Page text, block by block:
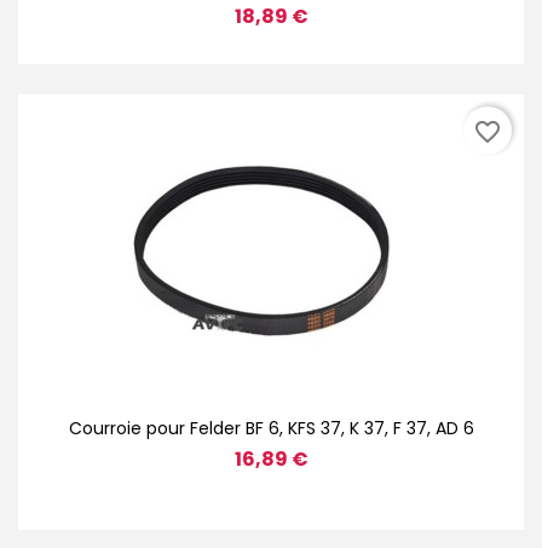
18,89 €
Courroie pour Felder BF 6, KFS 37, K 37, F 37, AD 6
16,89 €
favorite_border